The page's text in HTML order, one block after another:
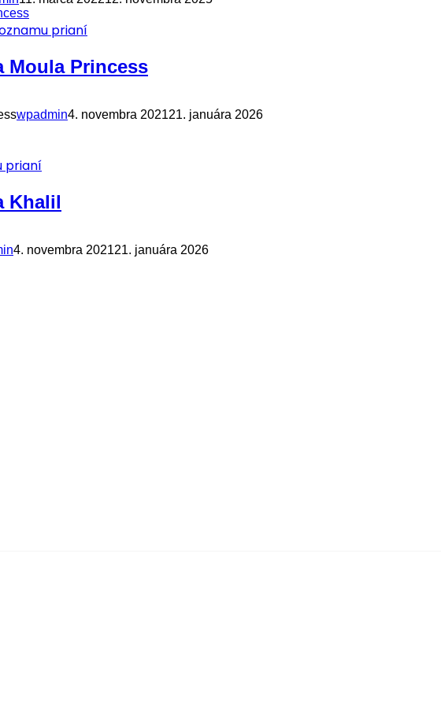
prianí
Moula Princess
wpadmin4. novembra 202121. januára 2026
prianí
Khalil
4. novembra 202121. januára 2026